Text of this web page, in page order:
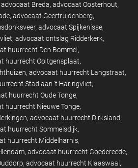
advocaat Breda advocaat Oosterhout
advocaat Geertruidenberg
advocaat Spijkenisse
advocaat ontslag Ridderkerk
huurrecht Den Bommel
huurrecht Ooltgensplaat
advocaat huurrecht Langstraat
Stad aan 't Haringvliet
huurrecht Oude Tonge
huurrecht Nieuwe Tonge
advocaat huurrecht Dirksland
huurrecht Sommelsdijk
huurrecht Middelharnis
advocaat huurrecht Goedereede
advocaat huurrecht Klaaswaal